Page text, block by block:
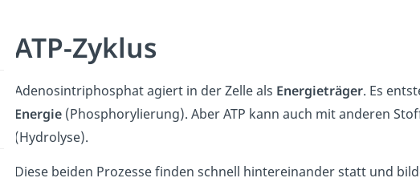
ATP-Zyklus
Adenosintriphosphat agiert in der Zelle als Energieträger. Es
Energie (Phosphorylierung). Aber ATP kann auch mit anderen
(Hydrolyse).
Diese beiden Prozesse finden schnell hintereinander statt und